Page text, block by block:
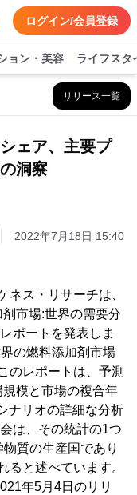
ログイン/会員登録
ョン・美容 ライフスタ
リリース一覧
ェア、主要プ
洞察
2022年7月18日 15:40
ネス・リサーチは、
市場:世界の需要分
ポートを発表しま
の燃料添加剤市場
のレポートは、予測
模と市場の複合年
ナリオの詳細な分析
は、その統計の1つ
質の生産国であり
ると述べています。
年5月4日のリリ